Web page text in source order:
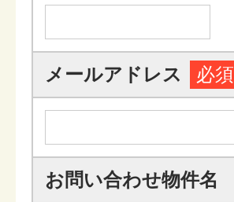
メールアドレス 必須
お問い合わせ物件名